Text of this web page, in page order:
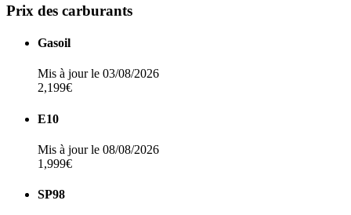
Prix des carburants
Gasoil
Mis à jour le 03/08/2026
2,199€
E10
Mis à jour le 08/08/2026
1,999€
SP98